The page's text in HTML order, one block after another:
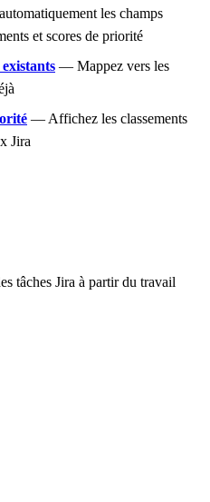
les champs
et scores de priorité
— Mappez vers les
— Affichez les classements
Jira
tâches Jira à partir du travail